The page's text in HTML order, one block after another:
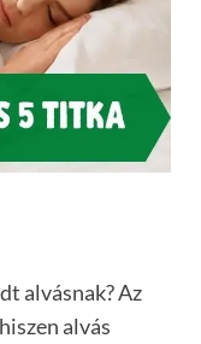
alvásnak? Az
alvás